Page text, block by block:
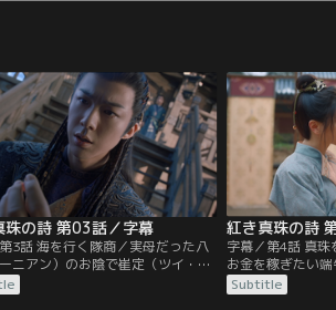
珠の詩 第03話／字幕
3話 海を行く隊商／実母だった八
ニアン）のお陰で崔定（ツイ・デ
ら逃れるも海に投げ出された端午
ンウー）はまたも張晋然（ジャ
紅き真珠の詩
字幕／第4話 真
お金を稼ぎたい
石を利用した商
また、死んだは
Subtitle